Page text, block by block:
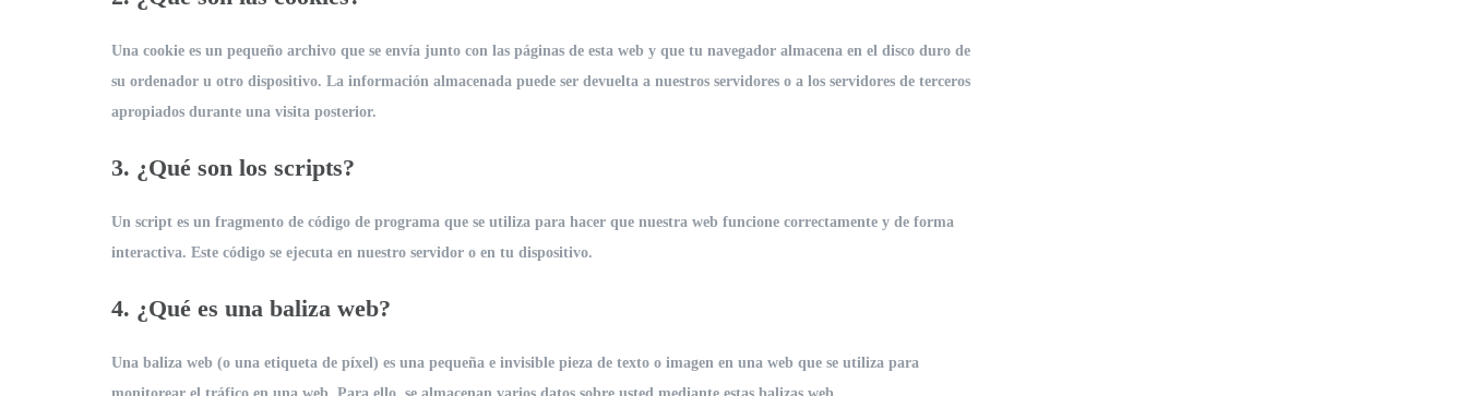
Una cookie es un pequeño archivo que se envía junto con las páginas de esta web y que tu navegador almacena en el disco duro de
su ordenador u otro dispositivo. La información almacenada puede ser devuelta a nuestros servidores o a los servidores de terceros
apropiados durante una visita posterior.
3. ¿Qué son los scripts?
Un script es un fragmento de código de programa que se utiliza para hacer que nuestra web funcione correctamente y de forma
interactiva. Este código se ejecuta en nuestro servidor o en tu dispositivo.
4. ¿Qué es una baliza web?
Una baliza web (o una etiqueta de píxel) es una pequeña e invisible pieza de texto o imagen en una web que se utiliza para